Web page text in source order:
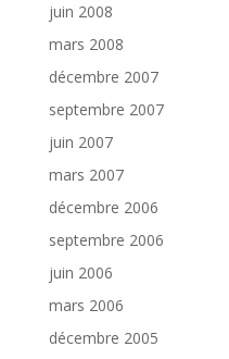
juin 2008
mars 2008
décembre 2007
septembre 2007
juin 2007
mars 2007
décembre 2006
septembre 2006
juin 2006
mars 2006
décembre 2005